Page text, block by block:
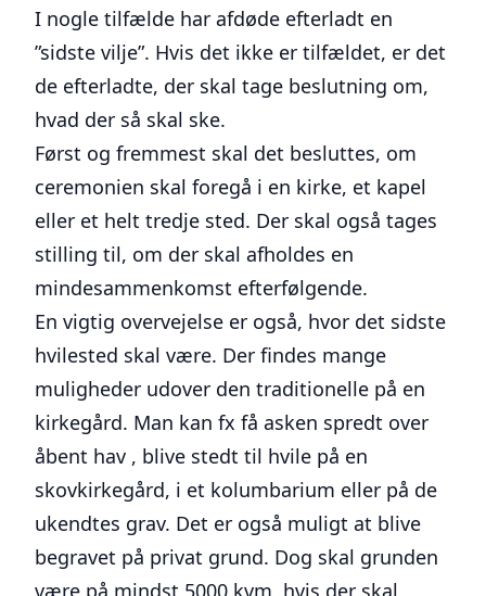
I nogle tilfælde har afdøde efterladt en
”sidste vilje”. Hvis det ikke er tilfældet, er det
de efterladte, der skal tage beslutning om,
hvad der så skal ske.
Først og fremmest skal det besluttes, om
ceremonien skal foregå i en kirke, et kapel
eller et helt tredje sted. Der skal også tages
stilling til, om der skal afholdes en
mindesammenkomst efterfølgende.
En vigtig overvejelse er også, hvor det sidste
hvilested skal være. Der findes mange
muligheder udover den traditionelle på en
kirkegård. Man kan fx få asken spredt over
åbent hav , blive stedt til hvile på en
skovkirkegård, i et kolumbarium eller på de
ukendtes grav. Det er også muligt at blive
begravet på privat grund. Dog skal grunden
være på mindst 5000 kvm, hvis der skal